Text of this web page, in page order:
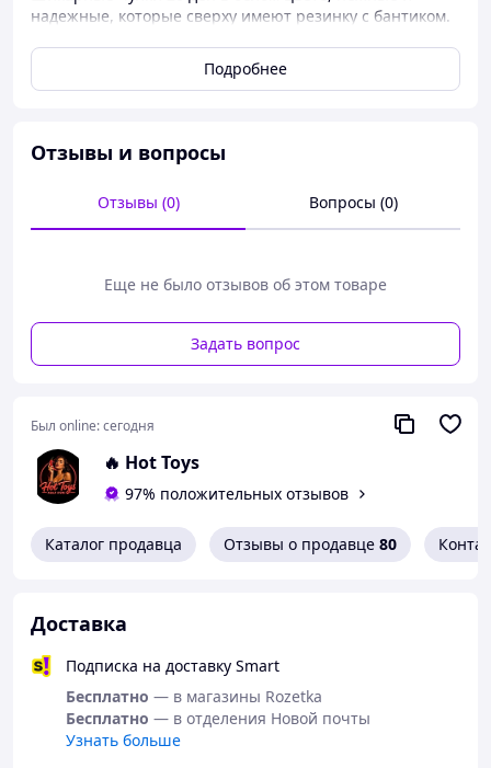
надежные, которые сверху имеют резинку с бантиком.
интимных игр и особых праздничных случаев. Они
надежно держатся на ножке и имеют невероятно
Мы уважаем вашу конфиденциальность, поэтому в
«АКСЕССУАРЫ».Продукция упакована плотно, и
Доставка 1-3 дня
Подробнее
Отзывы и вопросы
Отзывы (0) Вопросы (0)
Еще не было отзывов об этом товаре
Задать вопрос
Был online:сегодня
🔥 Hot Toys
97% положительных отзывов
Каталог продавца Отзывы о продавце 80
Доставка
Подписка на доставку Smart
Бесплатно — в магазины Rozetka
Бесплатно — в отделения Новой почты
Узнать больше